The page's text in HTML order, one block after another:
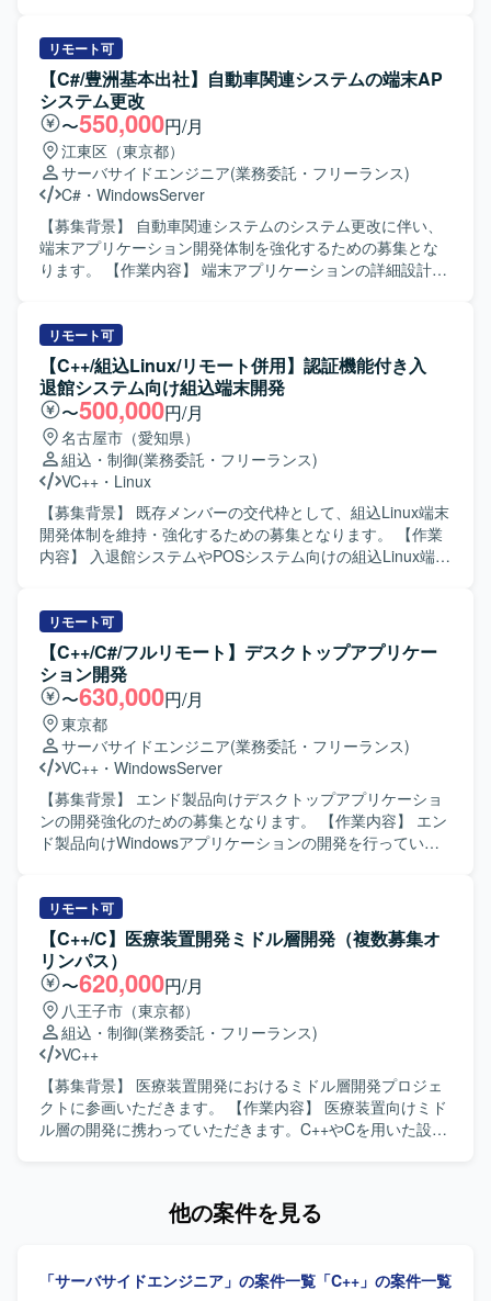
修正も行っていただきます。 【求める人物像】 コミュニケ
ーションを取りながら協調して作業を進められる方を求め
ております。自ら課題を見つけ主体的に行動しながら品質
向上に取り組んでいただける方が望ましいです。 【ポジシ
ョンの魅力】 情報家電向けのプロダクト開発に携わること
で、ユーザーに近い領域での開発経験を積むことができま
す。C/C++を用いた開発スキルに加え、リアルタイム通信や
Audio処理などの知識を身に付ける機会があります。 【開発
環境】 C/C++、Visual Studio、GitHub（Git）などを用いた
開発環境となります。
リモート可
【C#/豊洲基本出社】自動車関連システムの端末AP
システム更改
〜550,000円/月
江東区（東京都）
サーバサイドエンジニア(業務委託・フリーランス)
C# ・ WindowsServer
【募集背景】 自動車関連システムのシステム更改に伴い、
端末アプリケーション開発体制を強化するための募集とな
ります。 【作業内容】 端末アプリケーションの詳細設計、
験実施や不具合修正などを行っていただきます。 【求める
人物像】 与えられたタスクを一人称で遂行でき、自ら課題
を発見しながら周囲と連携して進めていただける方を求め
ています。仕様や設計内容を正確に理解し、着実に実装・
試験を進められる方が望ましいです。 【ポジションの魅
力】 長期的な計画に基づくシステム更改プロジェクトに参
画いただくことで、詳細設計から結合テストまでの一連の
工程に関われます。端末アプリケーション開発の経験を深
めるとともに、生成AIツールを活用した開発スタイルにも
触れていただけます。 【開発環境】 C# を中心とした端末
アプリケーション開発環境で、WPF や VS Code、Github
す。
リモート可
【C++/組込Linux/リモート併用】認証機能付き入
退館システム向け組込端末開発
〜500,000円/月
名古屋市（愛知県）
組込・制御(業務委託・フリーランス)
VC++ ・ Linux
【募集背景】 既存メンバーの交代枠として、組込Linux端末
開発体制を維持・強化するための募集となります。 【作業
内容】 入退館システムやPOSシステム向けの組込Linux端末
ト・評価まで一連の工程を実施していただきます。 【求め
る人物像】 組込開発における基本設計からテストまでを主
体的に担える方を求めています。認証機能など新しい技術
要素にも前向きに取り組み、周囲と協調しながら開発を進
めていただける方が望ましいです。 【ポジションの魅力】
入退館やPOSなど実利用シーンに近い組込端末の開発に携
わることができ、認証技術や組込Linuxに関する知見を深め
ることができます。基本設計から評価まで幅広い工程に関
わることで、上流から下流まで一貫した経験を積むことが
できます。 【開発環境】 組込Linux環境上でC++を用いた開
発を行います。認証機能としてカード認証・顔認証などの
リモート可
【C++/C#/フルリモート】デスクトップアプリケー
ション開発
〜630,000円/月
東京都
サーバサイドエンジニア(業務委託・フリーランス)
VC++ ・ WindowsServer
【募集背景】 エンド製品向けデスクトップアプリケーショ
ンの開発強化のための募集となります。 【作業内容】 エン
ド製品向けWindowsアプリケーションの開発を行っていた
を担当していただきます。 【求める人物像】 仕様や要件を
踏まえて主体的に設計・実装・テストまで推進していただ
ける方を求めております。 【ポジションの魅力】 要件定義
からテストまで、上流から下流まで一貫して携わることが
でき、デスクトップアプリケーション開発の経験を幅広く
積むことができます。 【開発環境】 Windows環境でC++お
よびC#を用いたデスクトップアプリケーション開発となり
ます。WPFを用いた画面開発も行っていただきます。
リモート可
【C++/C】医療装置開発ミドル層開発（複数募集オ
リンパス）
〜620,000円/月
八王子市（東京都）
組込・制御(業務委託・フリーランス)
VC++
【募集背景】 医療装置開発におけるミドル層開発プロジェ
クトに参画いただきます。 【作業内容】 医療装置向けミド
ル層の開発に携わっていただきます。C++やCを用いた設計
いた設計やドキュメント作成にも取り組んでいただきま
整を行いつつ推進していける方を求めています。オブジェ
他の案件を見る
「サーバサイドエンジニア」の案件一覧 「C++」の案件一覧